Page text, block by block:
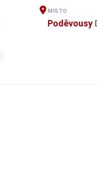
MÍSTO
Poděvousy